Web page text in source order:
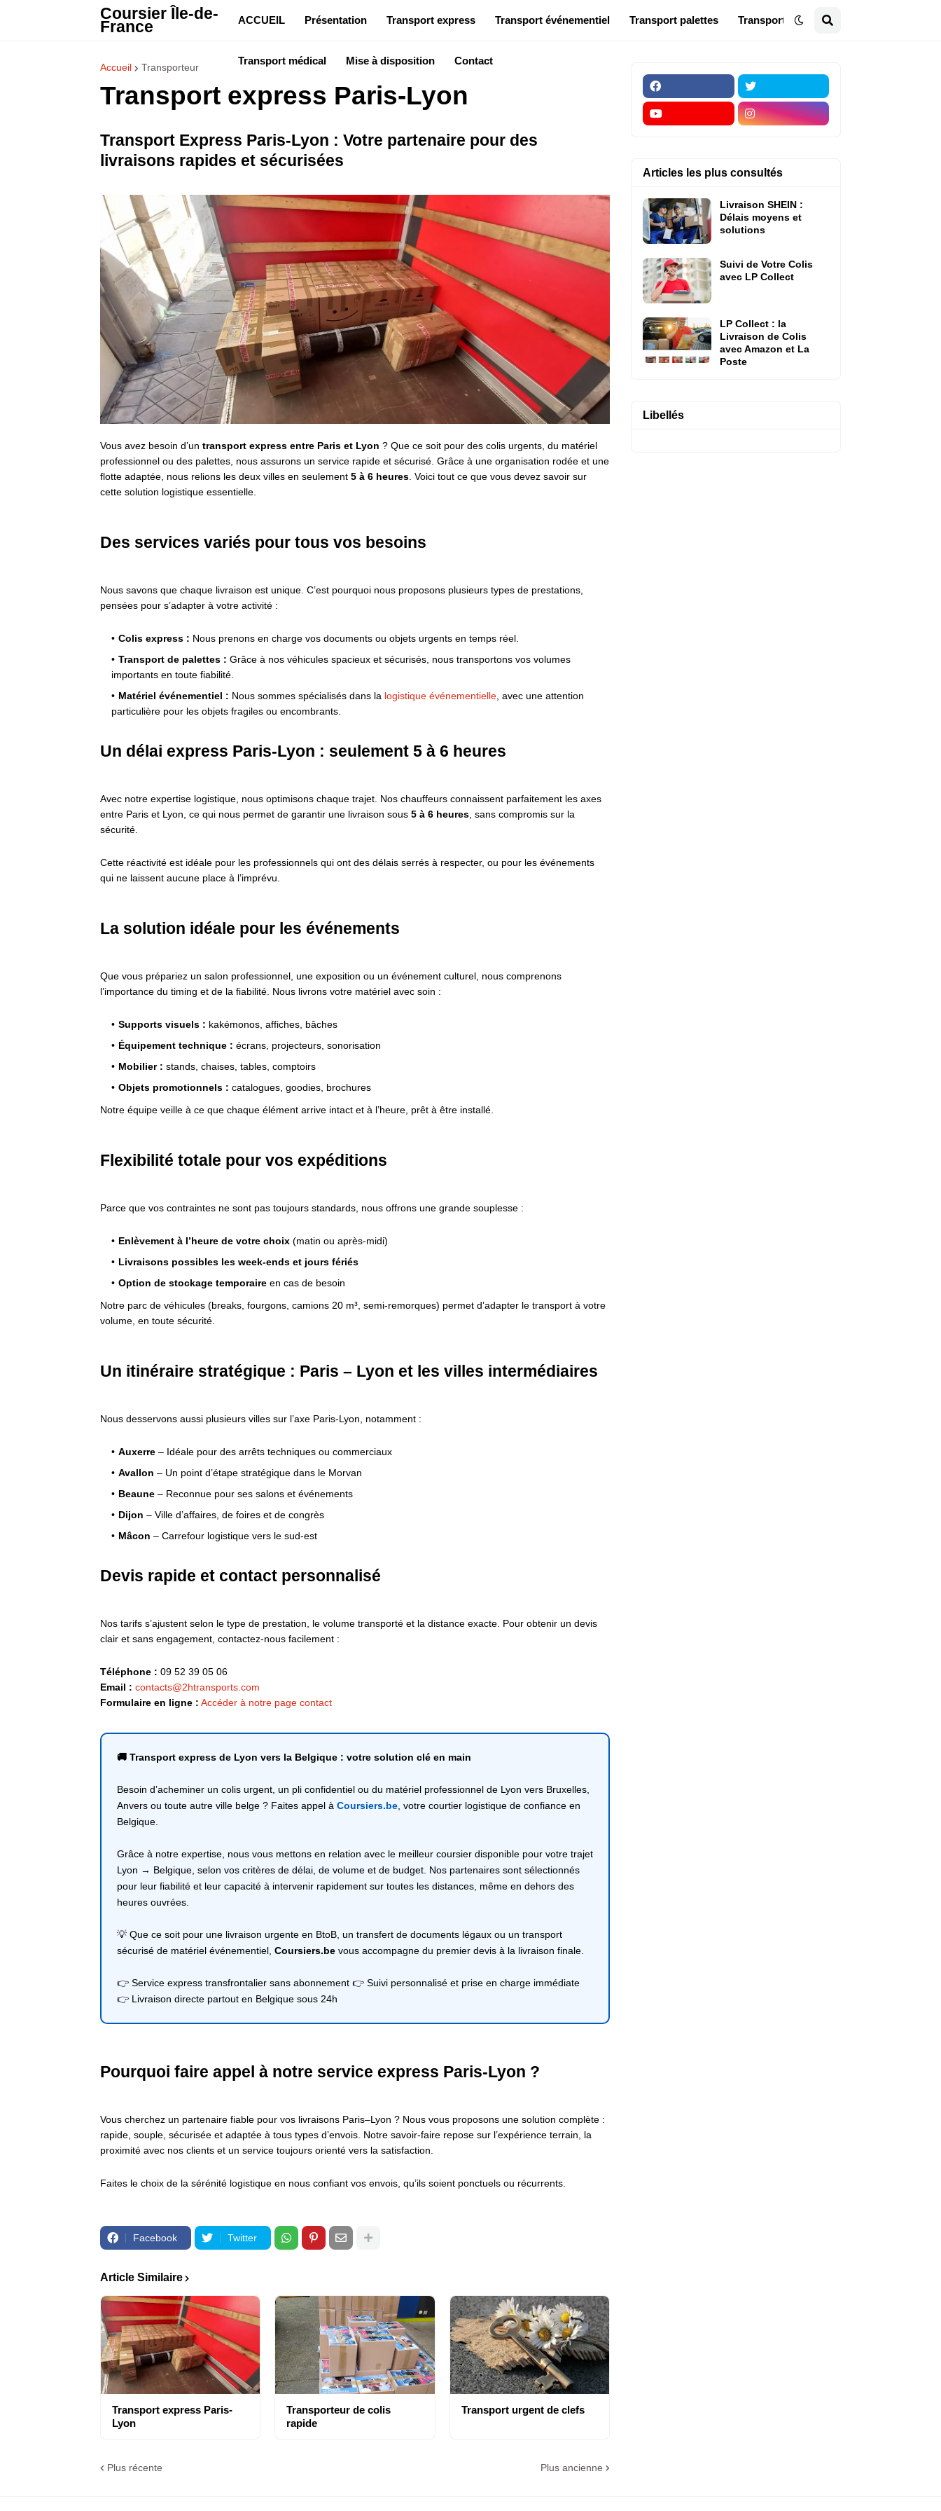
Coursier Île-de-
France ACCUEIL Présentation Transport express Transport événementiel Transport palettes Transport national
Transport médical Mise à disposition Contact
Accueil Transporteur
Transport express Paris-Lyon
Transport Express Paris-Lyon : Votre partenaire pour des
livraisons rapides et sécurisées
Vous avez besoin d’un transport express entre Paris et Lyon ? Que ce soit pour des colis urgents, du matériel
professionnel ou des palettes, nous assurons un service rapide et sécurisé. Grâce à une organisation rodée et une
flotte adaptée, nous relions les deux villes en seulement 5 à 6 heures . Voici tout ce que vous devez savoir sur
cette solution logistique essentielle.
Des services variés pour tous vos besoins
Nous savons que chaque livraison est unique. C’est pourquoi nous proposons plusieurs types de prestations,
pensées pour s’adapter à votre activité :
Colis express : Nous prenons en charge vos documents ou objets urgents en temps réel.
Transport de palettes : Grâce à nos véhicules spacieux et sécurisés, nous transportons vos volumes
importants en toute fiabilité.
Matériel événementiel : Nous sommes spécialisés dans la logistique événementielle , avec une attention
particulière pour les objets fragiles ou encombrants.
Un délai express Paris-Lyon : seulement 5 à 6 heures
Avec notre expertise logistique, nous optimisons chaque trajet. Nos chauffeurs connaissent parfaitement les axes
entre Paris et Lyon, ce qui nous permet de garantir une livraison sous 5 à 6 heures , sans compromis sur la
sécurité.
Cette réactivité est idéale pour les professionnels qui ont des délais serrés à respecter, ou pour les événements
qui ne laissent aucune place à l’imprévu.
La solution idéale pour les événements
Que vous prépariez un salon professionnel, une exposition ou un événement culturel, nous comprenons
l’importance du timing et de la fiabilité. Nous livrons votre matériel avec soin :
Supports visuels : kakémonos, affiches, bâches
Équipement technique : écrans, projecteurs, sonorisation
Mobilier : stands, chaises, tables, comptoirs
Objets promotionnels : catalogues, goodies, brochures
Notre équipe veille à ce que chaque élément arrive intact et à l’heure, prêt à être installé.
Flexibilité totale pour vos expéditions
Parce que vos contraintes ne sont pas toujours standards, nous offrons une grande souplesse :
Enlèvement à l’heure de votre choix (matin ou après-midi)
Livraisons possibles les week-ends et jours fériés
Option de stockage temporaire en cas de besoin
Notre parc de véhicules (breaks, fourgons, camions 20 m³, semi-remorques) permet d’adapter le transport à votre
volume, en toute sécurité.
Un itinéraire stratégique : Paris – Lyon et les villes intermédiaires
Nous desservons aussi plusieurs villes sur l’axe Paris-Lyon, notamment :
Auxerre – Idéale pour des arrêts techniques ou commerciaux
Avallon – Un point d’étape stratégique dans le Morvan
Beaune – Reconnue pour ses salons et événements
Dijon – Ville d’affaires, de foires et de congrès
Mâcon – Carrefour logistique vers le sud-est
Devis rapide et contact personnalisé
Nos tarifs s’ajustent selon le type de prestation, le volume transporté et la distance exacte. Pour obtenir un devis
clair et sans engagement, contactez-nous facilement :
Téléphone : 09 52 39 05 06
Email : contacts@2htransports.com
Formulaire en ligne : Accéder à notre page contact
🚚 Transport express de Lyon vers la Belgique : votre solution clé en main
Besoin d’acheminer un colis urgent, un pli confidentiel ou du matériel professionnel de Lyon vers Bruxelles,
Anvers ou toute autre ville belge ? Faites appel à Coursiers.be , votre courtier logistique de confiance en
Belgique.
Grâce à notre expertise, nous vous mettons en relation avec le meilleur coursier disponible pour votre trajet
Lyon → Belgique, selon vos critères de délai, de volume et de budget. Nos partenaires sont sélectionnés
pour leur fiabilité et leur capacité à intervenir rapidement sur toutes les distances, même en dehors des
heures ouvrées.
💡 Que ce soit pour une livraison urgente en BtoB, un transfert de documents légaux ou un transport
sécurisé de matériel événementiel, Coursiers.be vous accompagne du premier devis à la livraison finale.
👉 Service express transfrontalier sans abonnement 👉 Suivi personnalisé et prise en charge immédiate
👉 Livraison directe partout en Belgique sous 24h
Pourquoi faire appel à notre service express Paris-Lyon ?
Vous cherchez un partenaire fiable pour vos livraisons Paris–Lyon ? Nous vous proposons une solution complète :
rapide, souple, sécurisée et adaptée à tous types d’envois. Notre savoir-faire repose sur l’expérience terrain, la
proximité avec nos clients et un service toujours orienté vers la satisfaction.
Faites le choix de la sérénité logistique en nous confiant vos envois, qu’ils soient ponctuels ou récurrents.
Facebook Twitter
Article Similaire
Transport express Paris-
Lyon
Transporteur de colis
rapide
Transport urgent de clefs
Plus récente Plus ancienne
Articles les plus consultés
Livraison SHEIN :
Délais moyens et
solutions
Suivi de Votre Colis
avec LP Collect
LP Collect : la
Livraison de Colis
avec Amazon et La
Poste
Libellés